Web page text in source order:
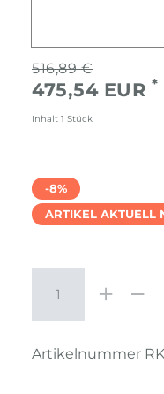
516,89 €
475,54 EUR *
Inhalt 1 Stück
-8%
ARTIKEL AKTUELL
Artikelnummer